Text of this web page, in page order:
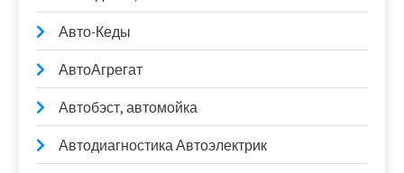
Авто-Кеды
АвтоАгрегат
Автобэст, автомойка
Автодиагностика Автоэлектрик